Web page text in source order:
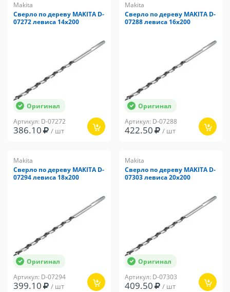
Makita
Сверло по дереву MAKITA D-
07272 левиса 14x200
Оригинал
Артикул: D-07272
386.10 / шт
Makita
Сверло по дереву MAKITA D-
07288 левиса 16x200
Оригинал
Артикул: D-07288
422.50 / шт
Makita
Сверло по дереву MAKITA D-
07294 левиса 18x200
Оригинал
Артикул: D-07294
399.10 / шт
Makita
Сверло по дереву MAKITA D-
07303 левиса 20x200
Оригинал
Артикул: D-07303
409.50 / шт